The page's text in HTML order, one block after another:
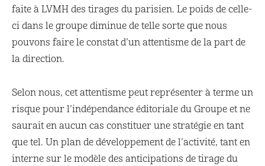
faite à LVMH des tirages du parisien. Le poids de celle-
ci dans le groupe diminue de telle sorte que nous
pouvons faire le constat d’un attentisme de la part de
la direction.
Selon nous, cet attentisme peut représenter à terme un
risque pour l’indépendance éditoriale du Groupe et ne
saurait en aucun cas constituer une stratégie en tant
que tel. Un plan de développement de l’activité, tant en
interne sur le modèle des anticipations de tirage du